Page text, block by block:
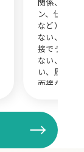
ン、仕事が
など） ●就
ない、転職
接でうまく
ない、自分
い、履歴書
面接など
ットの死
つ、うつ病
ティ障害